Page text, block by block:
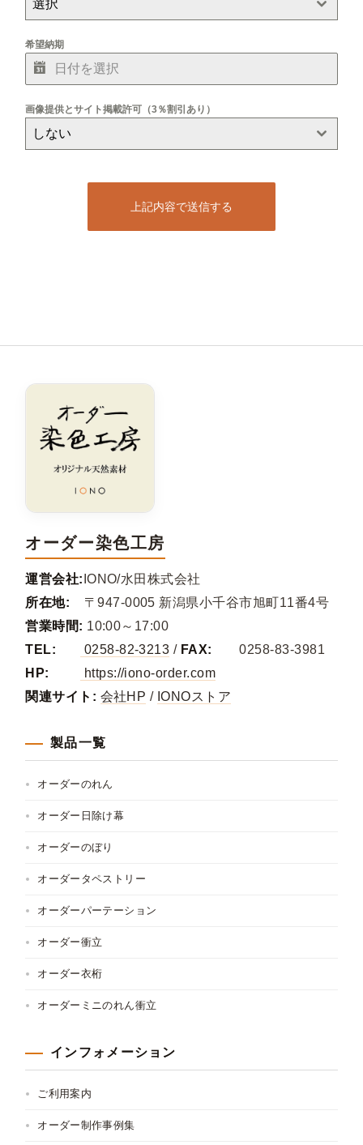
選択
希望納期
画像提供とサイト掲載許可（3％割引あり）
しない
上記内容で送信する
オーダー染色工房
運営会社: IONO/水田株式会社
所在地:
〒947-0005 新潟県小千谷市旭町11番4号
営業時間: 10:00～17:00
TEL:
0258-82-3213 / FAX:
0258-83-3981
HP:
https://iono-order.com
関連サイト: 会社HP / IONOストア
製品一覧
オーダーのれん
オーダー日除け幕
オーダーのぼり
オーダータペストリー
オーダーパーテーション
オーダー衝立
オーダー衣桁
オーダーミニのれん衝立
インフォメーション
ご利用案内
オーダー制作事例集